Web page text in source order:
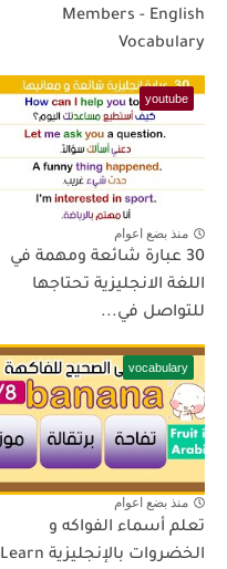
Members - English
Vocabulary
youtube
منذ بضع اعوام
30 عبارة شائعة ومهمة في
اللغة الانجليزية تحتاجها
للتواصل في...
vocabulary
منذ بضع اعوام
تعلم أسماء الفواكه و
الخضروات بالإنجليزية Learn